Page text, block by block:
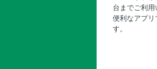
台までご利用
便利なアプ
す。